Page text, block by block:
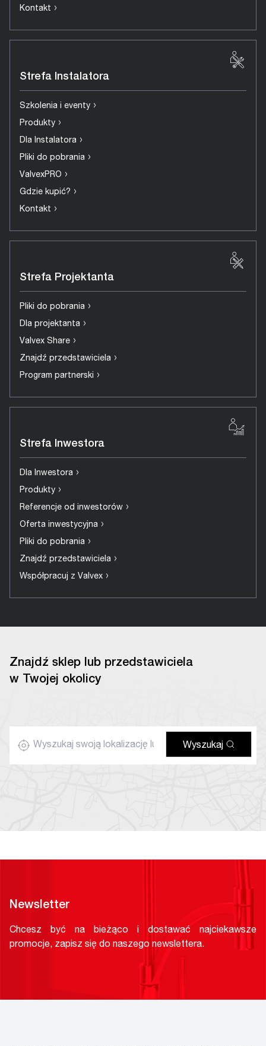
Kontakt ›
Strefa Instalatora
Szkolenia i eventy ›
Produkty ›
Dla Instalatora ›
Pliki do pobrania ›
ValvexPRO ›
Gdzie kupić? ›
Kontakt ›
Strefa Projektanta
Pliki do pobrania ›
Dla projektanta ›
Valvex Share ›
Znajdź przedstawiciela ›
Program partnerski ›
Strefa Inwestora
Dla Inwestora ›
Produkty ›
Referencje od inwestorów ›
Oferta inwestycyjna ›
Pliki do pobrania ›
Znajdź przedstawiciela ›
Współpracuj z Valvex ›
Znajdź sklep lub przedstawiciela
w Twojej okolicy
Wyszukaj
Newsletter
Chcesz być na bieżąco i dostawać najciekawsze
promocje, zapisz się do naszego newslettera.